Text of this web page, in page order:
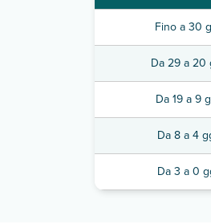
Fino a 30
Da 29 a 20
Da 19 a 9
Da 8 a 4
Da 3 a 0